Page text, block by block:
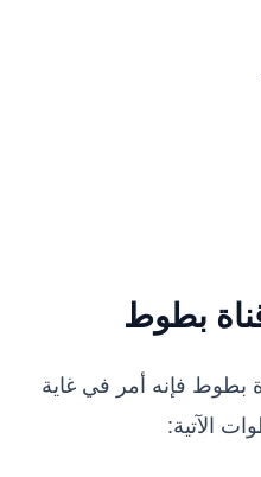
بطوط
بطوط فإنه أمر في غاية
الآتية: